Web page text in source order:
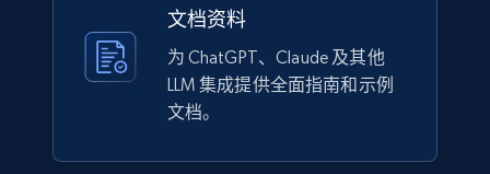
URL, Domain, Marketplace pn, Sku, Other pn,
Model number, Gtin ean pn, Product name, and
文档资料
为 ChatGPT、Claude 及其他
LLM 集成提供全面指南和示例
文档。